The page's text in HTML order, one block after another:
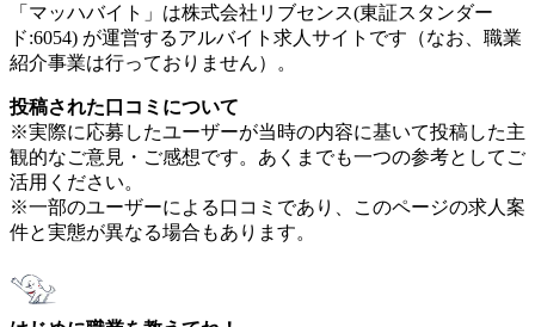
「マッハバイト」は株式会社リブセンス(東証スタンダー
ド:6054) が運営するアルバイト求人サイトです（なお、職業
紹介事業は行っておりません）。
投稿された口コミについて
※実際に応募したユーザーが当時の内容に基いて投稿した主
観的なご意見・ご感想です。あくまでも一つの参考としてご
活用ください。
※一部のユーザーによる口コミであり、このページの求人案
件と実態が異なる場合もあります。